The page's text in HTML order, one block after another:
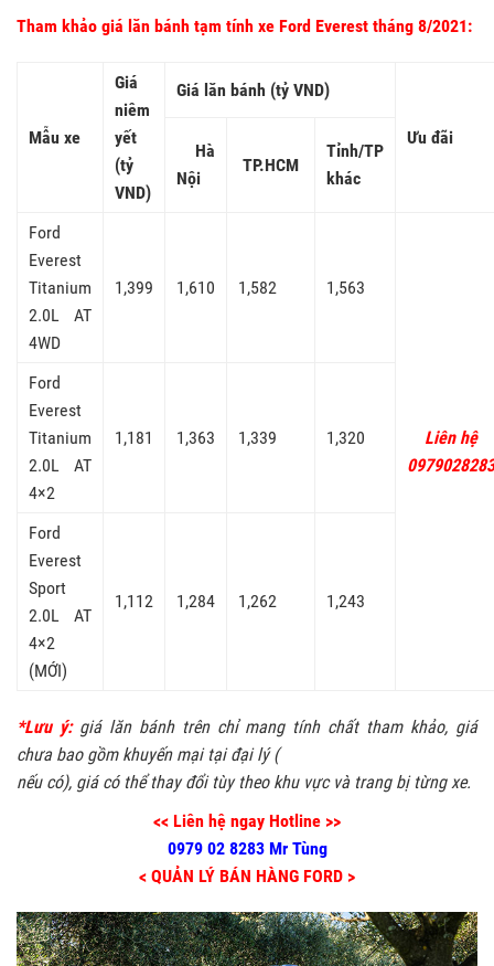
Tham khảo giá lăn bánh tạm tính xe Ford Everest tháng 8/2021:
Mẫu xe
Giá
niêm
yết
(tỷ
VND)
Giá lăn bánh (tỷ VND)
Ưu đãi
Hà
Nội
TP.HCM
Tỉnh/TP
khác
Ford
Everest
Titanium
2.0L AT
4WD
1,399 1,610 1,582 1,563
Liên hệ
Ford
Everest
Titanium
2.0L AT
4×2
1,181 1,363 1,339 1,320
Ford
Everest
Sport
2.0L AT
4×2
(MỚI)
1,112 1,284 1,262 1,243
*Lưu ý:giá lăn bánh trên chỉ mang tính chất tham khảo, giá
chưa bao gồm khuyến mại tại đại lý (
nếu có), giá có thể thay đổi tùy theo khu vực và trang bị từng xe.
<< Liên hệ ngay Hotline >>
0979 02 8283 Mr Tùng
< QUẢN LÝ BÁN HÀNG FORD >